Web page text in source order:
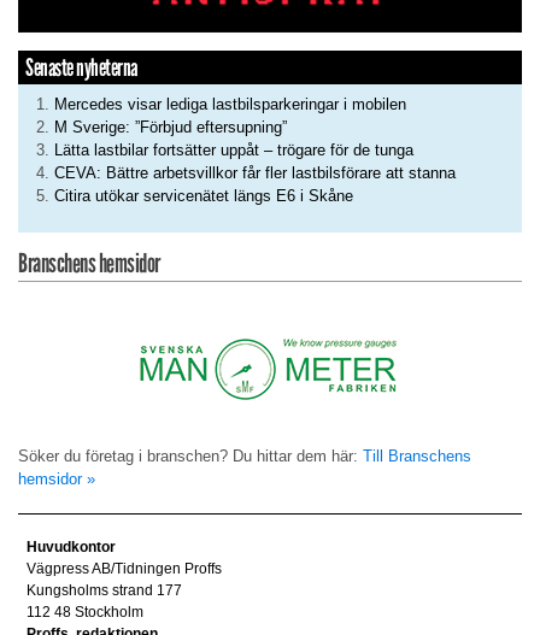
Senaste nyheterna
Mercedes visar lediga lastbilsparkeringar i mobilen
M Sverige: ”Förbjud eftersupning”
Lätta lastbilar fortsätter uppåt – trögare för de tunga
CEVA: Bättre arbetsvillkor får fler lastbilsförare att stanna
Citira utökar servicenätet längs E6 i Skåne
Branschens hemsidor
Söker du företag i branschen? Du hittar dem här: Till Branschens
hemsidor »
Huvudkontor
Vägpress AB/Tidningen Proffs
Kungsholms strand 177
112 48 Stockholm